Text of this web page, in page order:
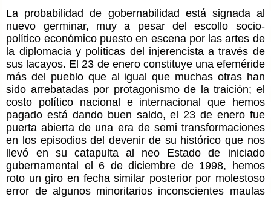
La probabilidad de gobernabilidad está signada al
nuevo germinar, muy a pesar del escollo socio-
político económico puesto en escena por las artes de
la diplomacia y políticas del injerencista a través de
sus lacayos. El 23 de enero constituye una efeméride
más del pueblo que al igual que muchas otras han
sido arrebatadas por protagonismo de la traición; el
costo político nacional e internacional que hemos
pagado está dando buen saldo, el 23 de enero fue
puerta abierta de una era de semi transformaciones
en los episodios del devenir de su histórico que nos
llevó en su catapulta al neo Estado de iniciado
gubernamental el 6 de diciembre de 1998, hemos
roto un giro en fecha similar posterior por molestoso
error de algunos minoritarios inconscientes maulas